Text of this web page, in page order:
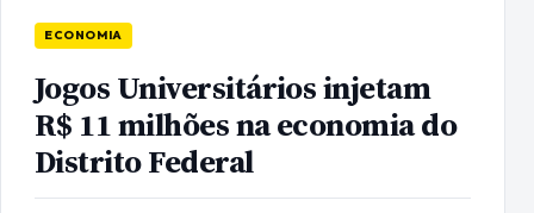
ECONOMIA
Jogos Universitários injetam
R$ 11 milhões na economia do
Distrito Federal